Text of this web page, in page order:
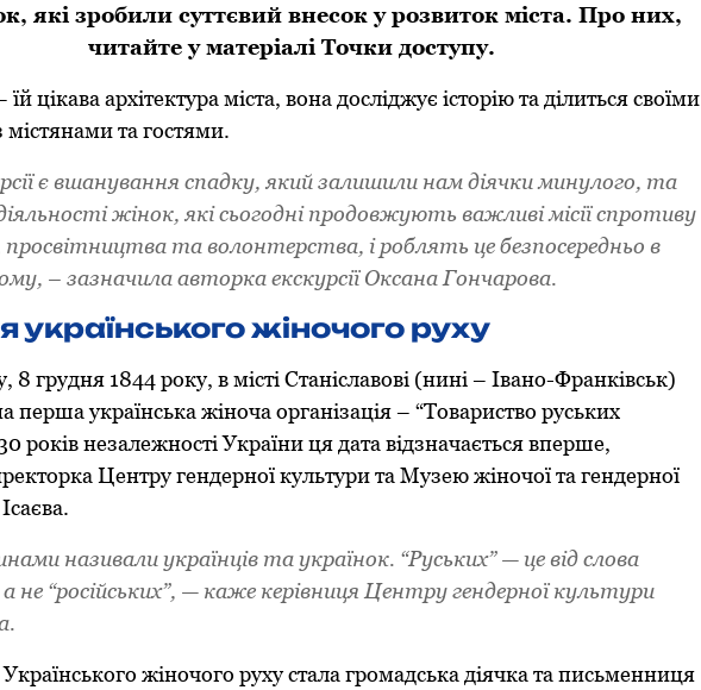
які зробили суттєвий внесок у розвиток міста. Про них,
читайте у матеріалі Точки доступу.
цікава архітектура міста, вона досліджує історію та ділиться своїми
та гостями.
є вшанування спадку, який залишили нам діячки минулого, та
жінок, які сьогодні продовжують важливі місії спротиву
та волонтерства, і роблять це безпосередньо в
– зазначила авторка екскурсії Оксана Гончарова.
українського жіночого руху
8 грудня 1844 року, в місті Станіславові (нині – Івано-Франківськ)
перша українська жіноча організація – “Товариство руських
років незалежності України ця дата відзначається вперше,
Центру гендерної культури та Музею жіночої та гендерної
називали українців та українок. “Руських” — це від слова
а не “російських”, — каже керівниця Центру гендерної культури
жіночого руху стала громадська діячка та письменниця